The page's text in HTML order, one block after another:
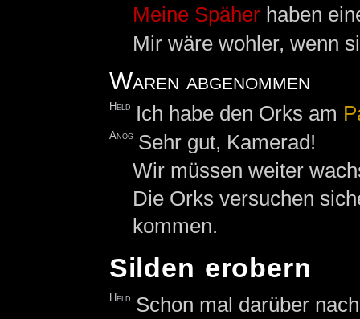
Meine Späherhaben
Mir wäre wohler, wenn
Waren abgenommen
Held Ich habe den Orks am
Anog Sehr gut, Kamerad!
Wir müssen weiter
Die Orks versuchen
kommen.
Silden erobern
Held Schon mal darüber